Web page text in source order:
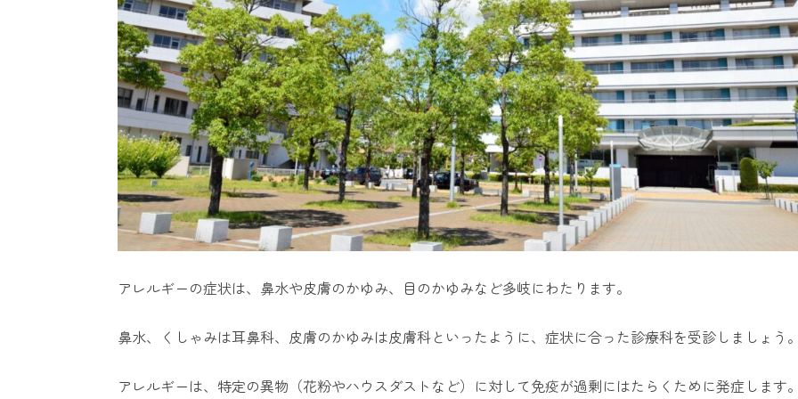
アレルギーの症状は、鼻水や皮膚のかゆみ、目のかゆみなど多岐にわたります。
鼻水、くしゃみは耳鼻科、皮膚のかゆみは皮膚科といったように、症状に合った診療科を受診しましょう
アレルギーは、特定の異物（花粉やハウスダストなど）に対して免疫が過剰にはたらくために発症します